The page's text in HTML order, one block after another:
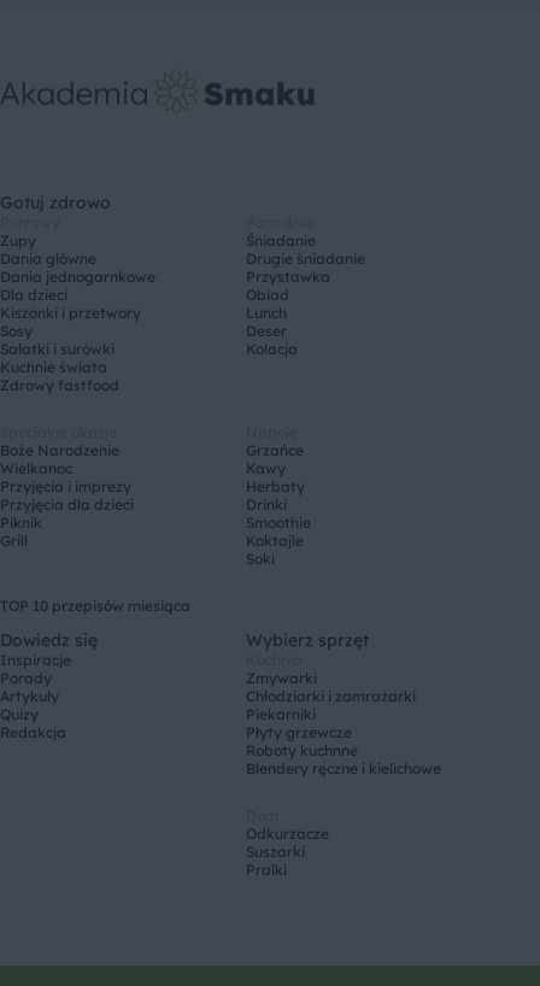
Gotuj zdrowo
Zupy
Dania główne
Dania jednogarnkowe
Dla dzieci
Kiszonki i przetwory
Sosy
Sałatki i surówki
Kuchnie świata
Zdrowy fastfood
Śniadanie
Drugie śniadanie
Przystawka
Obiad
Lunch
Deser
Kolacja
Boże Narodzenie
Wielkanoc
Przyjęcia i imprezy
Przyjęcia dla dzieci
Piknik
Grill
Grzańce
Kawy
Herbaty
Drinki
Smoothie
Koktajle
Soki
TOP 10 przepisów miesiąca
Dowiedz się
Inspiracje
Porady
Artykuły
Quizy
Redakcja
Wybierz sprzęt
Zmywarki
Chłodziarki i zamrażarki
Piekarniki
Płyty grzewcze
Roboty kuchnne
Blendery ręczne i kielichowe
Odkurzacze
Suszarki
Pralki